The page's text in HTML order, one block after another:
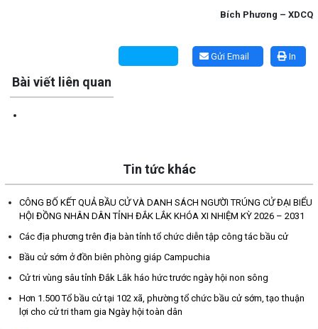
Bích Phương – XDCQ
In
Gửi Email
Bài viết liên quan
Tin tức khác
CÔNG BỐ KẾT QUẢ BẦU CỬ VÀ DANH SÁCH NGƯỜI TRÚNG CỬ ĐẠI BIỂU
HỘI ĐỒNG NHÂN DÂN TỈNH ĐẮK LẮK KHÓA XI NHIỆM KỲ 2026 – 2031
Các địa phương trên địa bàn tỉnh tổ chức diễn tập công tác bầu cử
Bầu cử sớm ở đồn biên phòng giáp Campuchia
Cử tri vùng sâu tỉnh Đắk Lắk háo hức trước ngày hội non sông
Hơn 1.500 Tổ bầu cử tại 102 xã, phường tổ chức bầu cử sớm, tạo thuận
lợi cho cử tri tham gia Ngày hội toàn dân